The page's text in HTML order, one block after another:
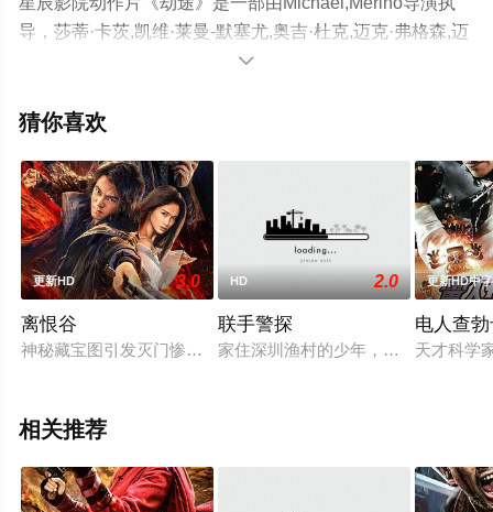
导，莎蒂·卡茨,凯维·莱曼-默塞尤,奥吉·杜克,迈克·弗格森,迈
克尔·帕尔,弗农·威尔斯,伊娃·哈密尔顿,兰迪·查
佳,Jessica,Uberuaga,David,W.,Bailey,Joe,Barlam,K等演员
影大全就上星辰影视，更多相关信息可移步至豆瓣电影、
电视猫或剧情网等平台了解。

猜你喜欢
更新HD 3.0
离恨谷
神秘藏宝图引发灭门惨案，少年修炼十年誓报血仇！刀光剑影
HD 2.0
联手警探
家住深圳渔村的少年，无意中在近海
更新HD中字
电人查
天才科学
相关推荐